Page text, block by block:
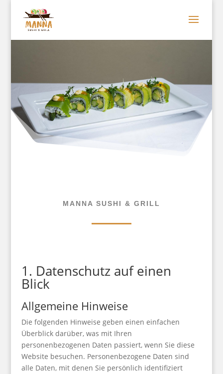
MANNA SUSHI & GRILL
1. Datenschutz auf einen
Blick
Allgemeine Hinweise
Die folgenden Hinweise geben einen einfachen
Überblick darüber, was mit Ihren
personenbezogenen Daten passiert, wenn Sie diese
Website besuchen. Personenbezogene Daten sind
alle Daten, mit denen Sie persönlich identifiziert